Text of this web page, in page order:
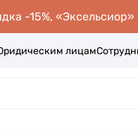
-15%,
лицам